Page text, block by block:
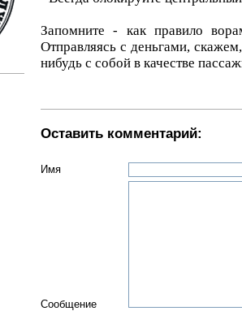
Запомните - как правило
Отправляясь с деньгами,
нибудь с собой в качестве
Оставить комментарий:
Имя
Сообщение